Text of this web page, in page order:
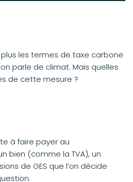
les termes de taxe carbone
parle de climat. Mais quelles
de cette mesure ?
à faire payer au
bien (comme la TVA), un
de GES que l’on décide